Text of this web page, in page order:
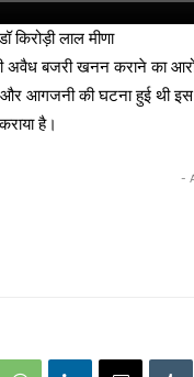
किरोड़ी लाल मीणा
अवैध बजरी खनन कराने का
आगजनी की घटना हुई थी इस
है।
-